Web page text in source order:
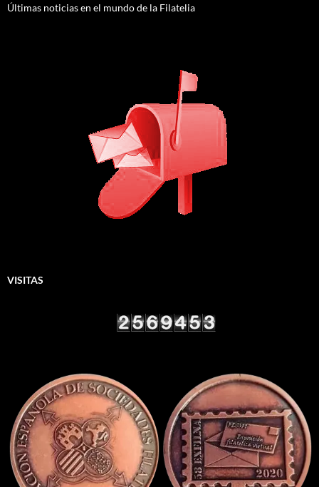
Últimas noticias en el mundo de la Filatelia
VISITAS